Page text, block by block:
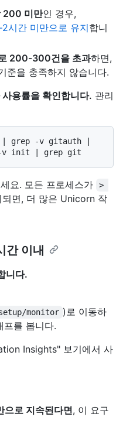
200 미만인 경우,
시간 미만으로 유지합니
200-300건을 초과하면,
준을 충족하지 않습니다.
용률을 확인합니다. 관리
grep -v gitauth |
요. 모든 프로세스가
>
되면, 더 많은 Unicorn 작
간 이내
니다.
setup/monitor )로 이동하
프를 봅니다.
Insights" 보기에서 사
으로 지속된다면, 이 요구